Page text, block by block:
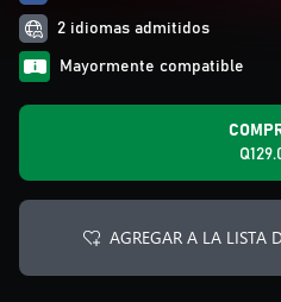
2 idiomas admitidos
Mayormente compatible
AGREGAR A LA LISTA